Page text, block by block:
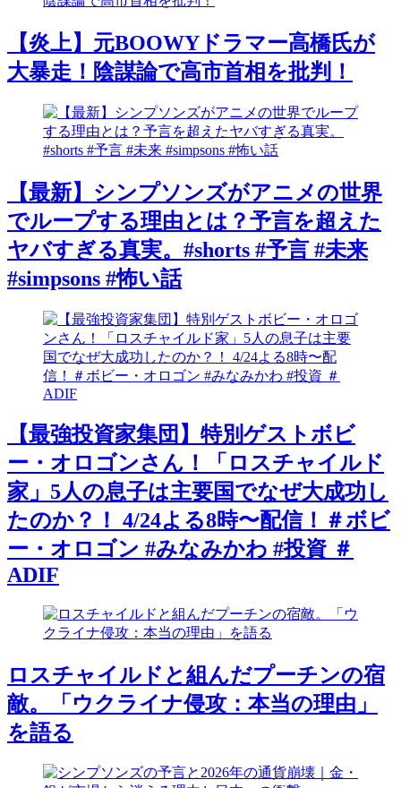
【炎上】元BOOWYドラマー高橋氏が
大暴走！陰謀論で高市首相を批判！
【最新】シンプソンズがアニメの世界
でループする理由とは？予言を超えた
ヤバすぎる真実。#shorts #予言 #未来
#simpsons #怖い話
【最強投資家集団】特別ゲストボビ
ー・オロゴンさん！「ロスチャイルド
家」5人の息子は主要国でなぜ大成功し
たのか？！ 4/24よる8時〜配信！＃ボビ
ー・オロゴン #みなみかわ #投資 ＃
ADIF
ロスチャイルドと組んだプーチンの宿
敵。「ウクライナ侵攻：本当の理由」
を語る